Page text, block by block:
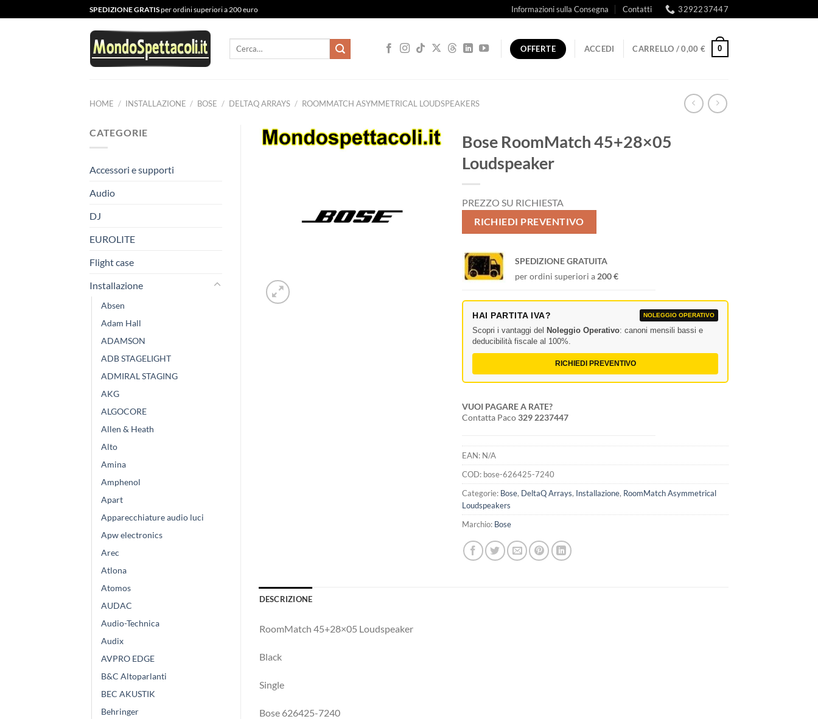
ai
SPEDIZIONE GRATISper ordini superiori a 200 euro Informazioni sulla Consegna Contatti 3292237447
Cerca: OFFERTE ACCEDI CARRELLO /0,00 € 0
HOME / INSTALLAZIONE / BOSE / DELTAQ ARRAYS / ROOMMATCH ASYMMETRICAL LOUDSPEAKERS
CATEGORIE
Accessori e supporti
Audio
DJ
EUROLITE
Flight case
Installazione
Absen
Adam Hall
ADAMSON
ADB STAGELIGHT
ADMIRAL STAGING
AKG
ALGOCORE
Allen & Heath
Alto
Amina
Amphenol
Apart
Apparecchiature audio luci
Apw electronics
Arec
Atlona
Atomos
AUDAC
Audio-Technica
Audix
AVPRO EDGE
B&C Altoparlanti
BEC AKUSTIK
Behringer
Bose RoomMatch 45+28×05
Loudspeaker
PREZZO SU RICHIESTA
RICHIEDI PREVENTIVO
SPEDIZIONE GRATUITA
per ordini superiori a 200 €
HAI PARTITA IVA? NOLEGGIO OPERATIVO
Scopri i vantaggi del Noleggio Operativo: canoni mensili bassi e
deducibilità fiscale al 100%.
RICHIEDI PREVENTIVO
VUOI PAGARE A RATE?
Contatta Paco329 2237447
EAN: N/A
COD: bose-626425-7240
Categorie: Bose, DeltaQ Arrays, Installazione, RoomMatch Asymmetrical
Loudspeakers
Marchio: Bose
DESCRIZIONE
RoomMatch 45+28×05 Loudspeaker
Black
Single
Bose 626425-7240